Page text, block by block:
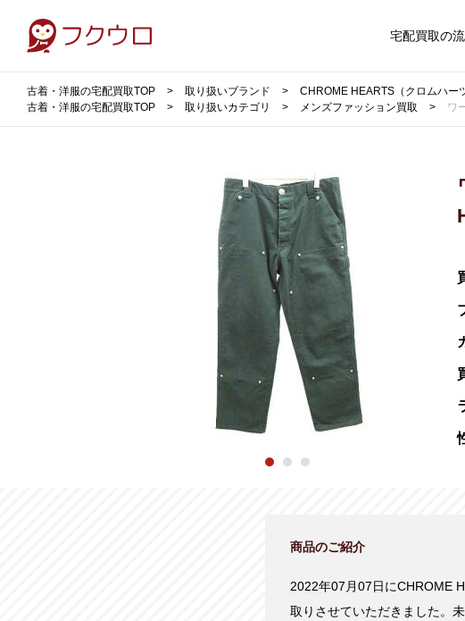
宅配買取の
古着・洋服の宅配買取TOP 取り扱いブランド CHROME HEARTS（クロムハー
古着・洋服の宅配買取TOP
取り扱いカテゴリ メンズファッション買取 ワ
商品のご紹介
2022年07月07日にCHROME
取りさせていただきました。